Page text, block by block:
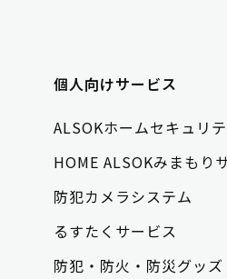
個人向けサービス
ALSOKホームセキュリテ
HOME ALSOKみまもり
防犯カメラシステム
るすたくサービス
防犯・防火・防災グッズ